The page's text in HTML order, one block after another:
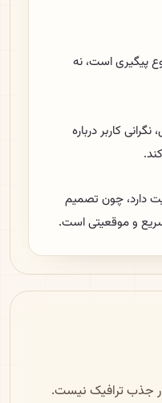
پیگیری است، نه
کاربر درباره
دارد، چون تصمیم
و موقعیتی است.
جذب ترافیک نیست.